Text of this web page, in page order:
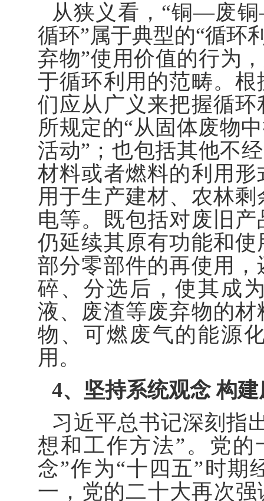
从狭义看，“铜—废
循环”属于典型的“循环
弃物”使用价值的行为
于循环利用的范畴。
们应从广义来把握循
所规定的“从固体废物
活动”；也包括其他不
材料或者燃料的利用
用于生产建材、农林
电等。既包括对废旧
仍延续其原有功能和
部分零部件的再使用
碎、分选后，使其成
液、废渣等废弃物的
物、可燃废气的能源
用。
4、坚持系统观念 构
习近平总书记深刻指
想和工作方法”。党
念”作为“十四五”时期
一，党的二十大再次